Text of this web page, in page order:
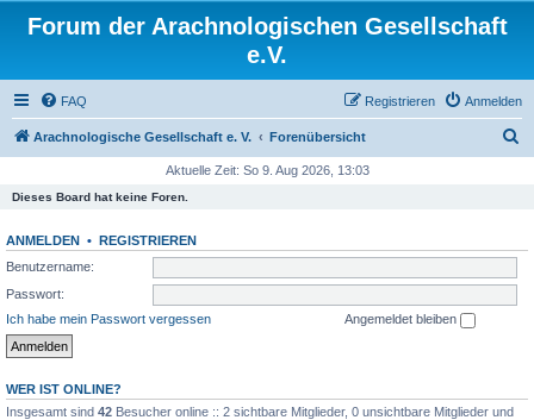
Forum der Arachnologischen Gesellschaft
e.V.
FAQ Anmelden
Registrieren
Arachnologische Gesellschaft e. V. Forenübersicht
e
Aktuelle Zeit: So 9. Aug 2026, 13:03
Dieses Board hat keine Foren.
ANMELDEN • REGISTRIEREN
Benutzername:
Passwort:
Ich habe mein Passwort vergessen
Angemeldet bleiben
WER IST ONLINE?
Insgesamt sind 42 Besucher online :: 2 sichtbare Mitglieder, 0 unsichtbare Mitglieder und